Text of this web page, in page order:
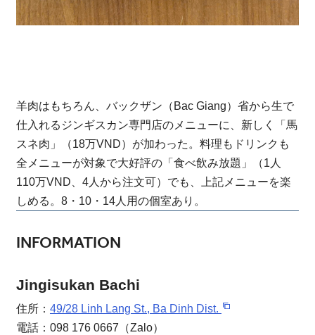
羊肉はもちろん、バックザン（Bac Giang）省から生で
仕入れるジンギスカン専門店のメニューに、新しく「馬
スネ肉」（18万VND）が加わった。料理もドリンクも
全メニューが対象で大好評の「食べ飲み放題」（1人
110万VND、4人から注文可）でも、上記メニューを楽
しめる。8・10・14人用の個室あり。
INFORMATION
Jingisukan Bachi
住所： 49/28 Linh Lang St., Ba Dinh Dist.
電話：098 176 0667（Zalo）